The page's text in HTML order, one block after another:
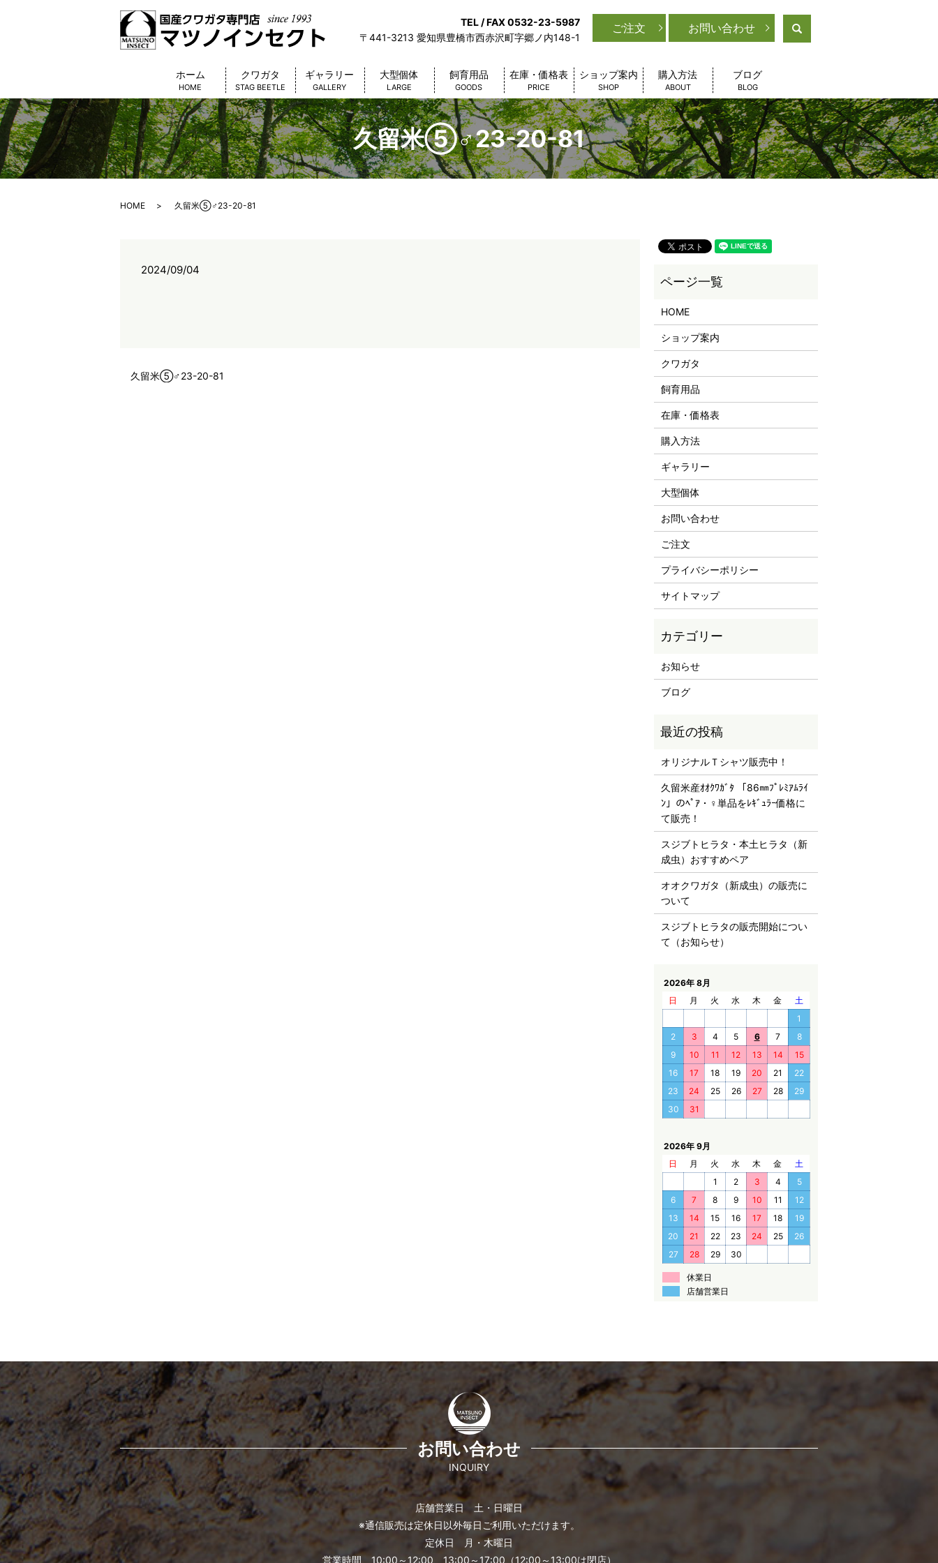
TEL / FAX 0532-23-5987
〒441-3213 愛知県豊橋市西赤沢町字郷ノ内148-1
ご注文 お問い合わせ
ホーム
HOME
クワガタ
STAG BEETLE
ギャラリー
GALLERY
大型個体
LARGE
飼育用品
GOODS
在庫・価格表
PRICE
ショップ案内
SHOP
購入方法
ABOUT
ブログ
BLOG
久留米⑤♂23-20-81
HOME 久留米⑤♂23-20-81
2024/09/04
久留米⑤♂23-20-81
HOME
ショップ案内
クワガタ
飼育用品
在庫・価格表
購入方法
ギャラリー
大型個体
お問い合わせ
ご注文
プライバシーポリシー
サイトマップ
お知らせ
ブログ
オリジナルＴシャツ販売中！
久留米産ｵｵｸﾜｶﾞﾀ 「86㎜ﾌﾟﾚﾐｱﾑﾗｲ
ﾝ」のﾍﾟｱ・♀単品をﾚｷﾞｭﾗｰ価格に
て販売！
スジブトヒラタ・本土ヒラタ（新
成虫）おすすめペア
オオクワガタ（新成虫）の販売に
ついて
スジブトヒラタの販売開始につい
て（お知らせ）
2026年 8月
日
月 火 水 木 金
土
1
2
3 4 5 6 7
8
9
10 11 12 13 14
15
16
17 18 19 20 21
22
23
24 25 26 27 28
29
30
31
2026年 9月
日
月 火 水 木 金
土
1
2 3 4
5
6
7 8 9 10 11
12
13
14 15 16 17 18
19
20
21 22 23 24 25
26
27
28 29 30
休業日
店舗営業日
お問い合わせ
INQUIRY
店舗営業日 土・日曜日
※通信販売は定休日以外毎日ご利用いただけます。
定休日 月・木曜日
営業時間 10:00～12:00、13:00～17:00（12:00～13:00は閉店）